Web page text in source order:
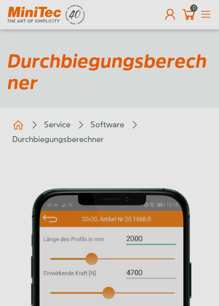
0
Durchbiegungsberech
ner
Service
Software
Durchbiegungsberechner